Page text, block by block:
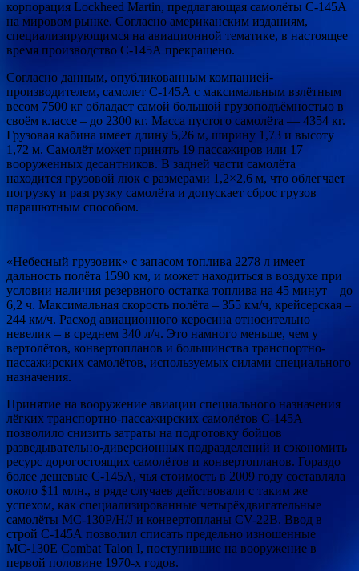
корпорация Lockheed Martin, предлагающая самолёты С-145А
на мировом рынке. Согласно американским изданиям,
специализирующимся на авиационной тематике, в настоящее
время производство С-145А прекращено.
Согласно данным, опубликованным компанией-
производителем, самолет С-145А с максимальным взлётным
весом 7500 кг обладает самой большой грузоподъёмностью в
своём классе – до 2300 кг. Масса пустого самолёта — 4354 кг.
Грузовая кабина имеет длину 5,26 м, ширину 1,73 и высоту
1,72 м. Самолёт может принять 19 пассажиров или 17
вооруженных десантников. В задней части самолёта
находится грузовой люк с размерами 1,2×2,6 м, что облегчает
погрузку и разгрузку самолёта и допускает сброс грузов
парашютным способом.
«Небесный грузовик» с запасом топлива 2278 л имеет
дальность полёта 1590 км, и может находиться в воздухе при
условии наличия резервного остатка топлива на 45 минут – до
6,2 ч. Максимальная скорость полёта – 355 км/ч, крейсерская –
244 км/ч. Расход авиационного керосина относительно
невелик – в среднем 340 л/ч. Это намного меньше, чем у
вертолётов, конвертопланов и большинства транспортно-
пассажирских самолётов, используемых силами специального
назначения.
Принятие на вооружение авиации специального назначения
лёгких транспортно-пассажирских самолётов С-145А
позволило снизить затраты на подготовку бойцов
разведывательно-диверсионных подразделений и сэкономить
ресурс дорогостоящих самолётов и конвертопланов. Гораздо
более дешевые С-145А, чья стоимость в 2009 году составляла
около $11 млн., в ряде случаев действовали с таким же
успехом, как специализированные четырёхдвигательные
самолёты МС-130Р/Н/J и конвертопланы CV-22B. Ввод в
строй С-145А позволил списать предельно изношенные
МС-130Е Combat Talon I, поступившие на вооружение в
первой половине 1970-х годов.